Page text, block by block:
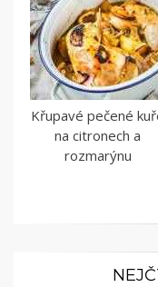
Křupavé pečené
na citronech a
rozmarýnu